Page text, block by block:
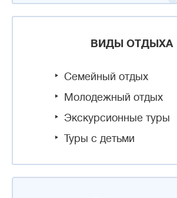
ВИДЫ ОТДЫХА
Семейный отдых
Молодежный отдых
Экскурсионные туры
Туры с детьми